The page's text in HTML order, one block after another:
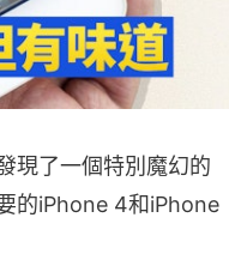
現了一個特別魔幻的
的iPhone 4和iPhone